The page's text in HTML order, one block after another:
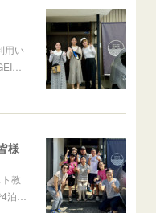
用い
様
教
泊…